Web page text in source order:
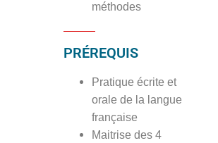
méthodes
PRÉREQUIS
Pratique écrite et
orale de la langue
française
Maitrise des 4